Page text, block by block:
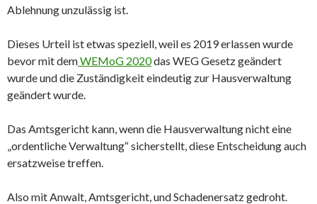
Ablehnung unzulässig ist.
Dieses Urteil ist etwas speziell, weil es 2019 erlassen wurde
bevor mit demWEMoG 2020das WEG Gesetz geändert
wurde und die Zuständigkeit eindeutig zur Hausverwaltung
geändert wurde.
Das Amtsgericht kann, wenn die Hausverwaltung nicht eine
„ordentliche Verwaltung“ sicherstellt, diese Entscheidung auch
ersatzweise treffen.
Also mit Anwalt, Amtsgericht, und Schadenersatz gedroht.